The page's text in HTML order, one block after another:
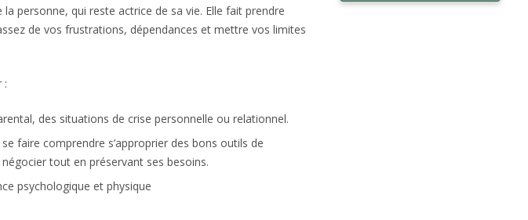
personne, qui reste actrice de sa vie. Elle fait prendre
de vos frustrations, dépendances et mettre vos limites
:
des situations de crise personnelle ou relationnel.
faire comprendre s’approprier des bons outils de
tout en préservant ses besoins.
psychologique et physique